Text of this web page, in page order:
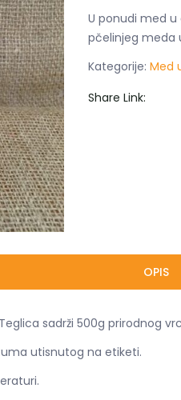
U ponudi med
pčelinjeg meda
Kategorije: Med
Share Link:
OPIS
sadrži 500g prirodnog
utisnutog na etiketi.